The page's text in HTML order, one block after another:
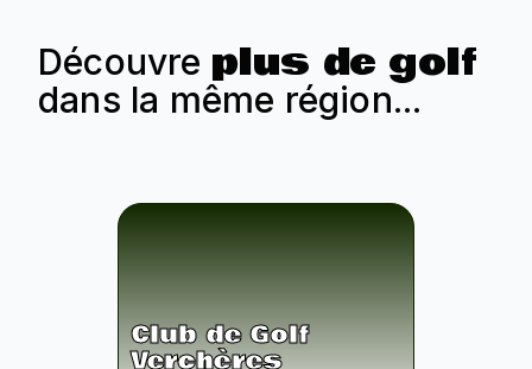
Découvre plus de golf
dans la même région...
Club de Golf